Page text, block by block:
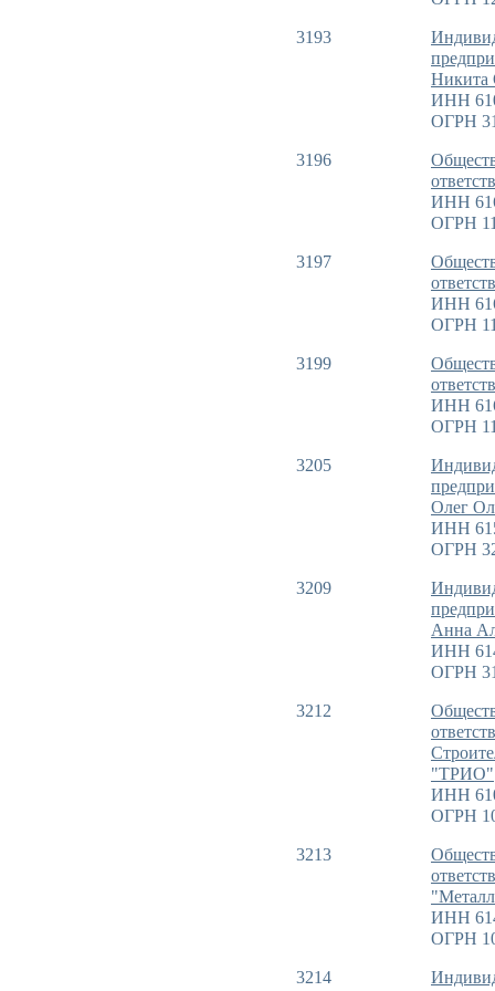
3193
Никита
ИНН
ОГРН
3196
ИНН
ОГРН
3197
ИНН
ОГРН
3199
ИНН
ОГРН
3205
Олег
ИНН
ОГРН
3209
Анна
ИНН
ОГРН
3212
"ТРИО"
ИНН
ОГРН
3213
ИНН
ОГРН
3214